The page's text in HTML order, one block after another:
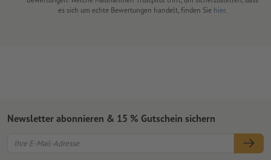
es sich um echte Bewertungen handelt, finden Sie hier.
Newsletter abonnieren & 15 % Gutschein sichern